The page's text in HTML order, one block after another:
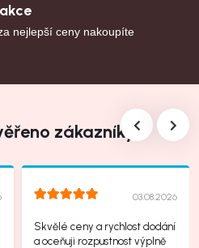
nejlepší ceny nakoupíte
zákazníky
03.08.2026
Skvělé ceny a rychlost dodání
a oceňuji rozpustnost výplně